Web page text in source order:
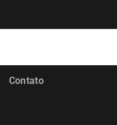
Contato